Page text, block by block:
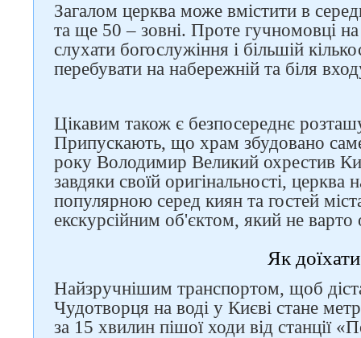
Загалом церква може вмістити в
та ще 50 – зовні. Проте гучномовці
слухати богослужіння і більшій
перебувати на набережній та біля
Цікавим також є безпосереднє
Припускають, що храм збудовано
року Володимир Великий охрестив
завдяки своїй оригінальності, церква
популярною серед киян та гостей
екскурсійним об'єктом, який не варто
Як доїхати
Найзручнішим транспортом, щоб
Чудотворця на воді у Києві стане
за 15 хвилин пішої ходи від станції